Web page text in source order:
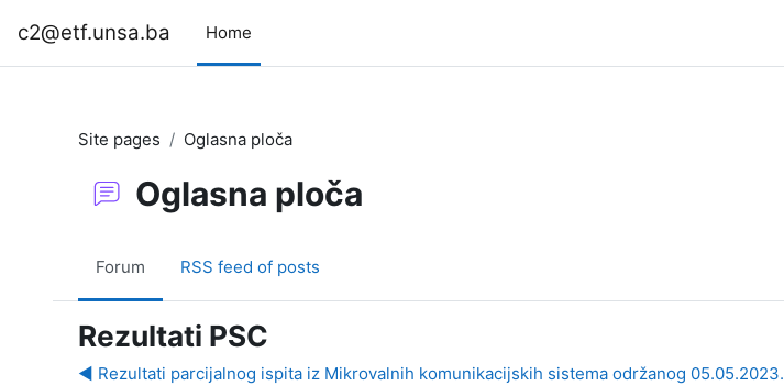
c2@etf.unsa.ba Home
Site pages Oglasna ploča
Oglasna ploča
Forum RSS feed of posts
Rezultati PSC
◀︎ Rezultati parcijalnog ispita iz Mikrovalnih komunikacijskih sistema održanog 05.05.2023.